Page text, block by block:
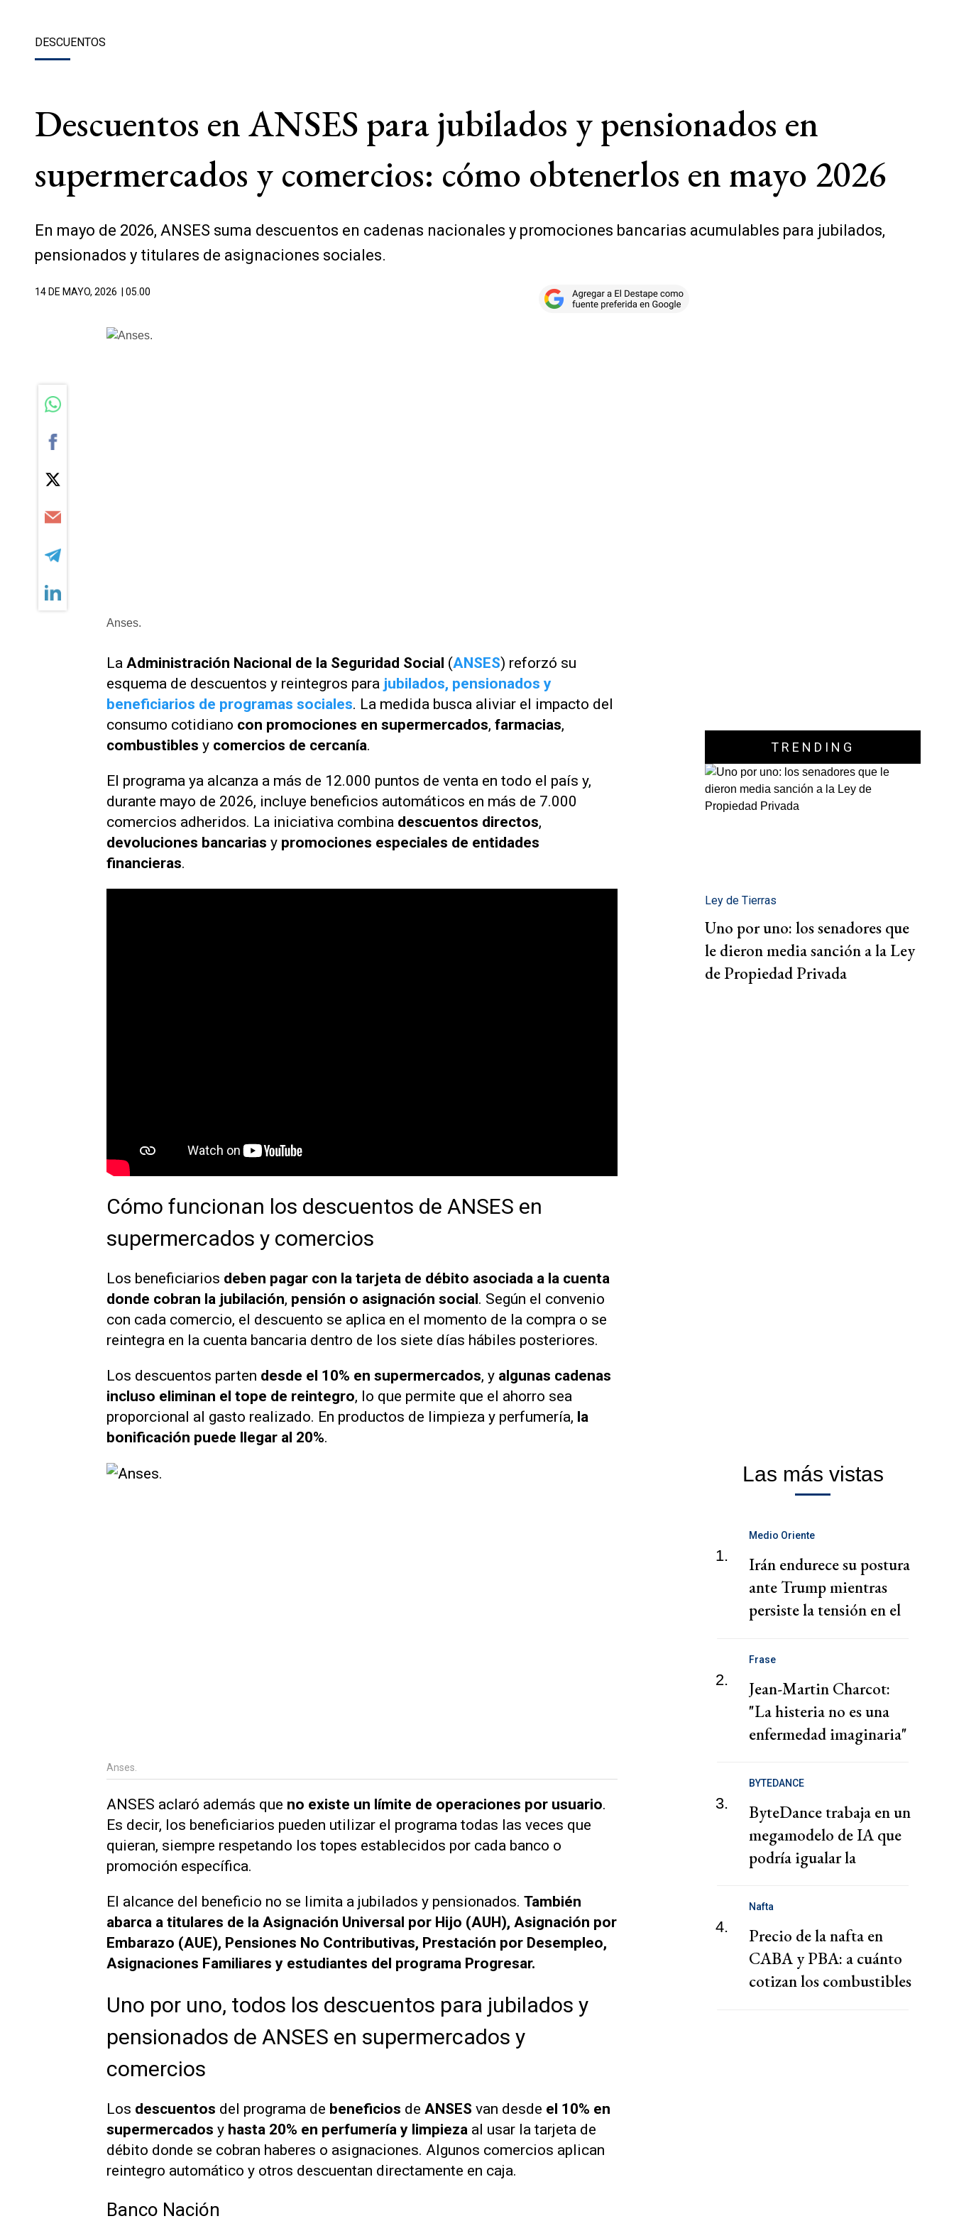
DESCUENTOS
Descuentos en ANSES para jubilados y pensionados en
supermercados y comercios: cómo obtenerlos en mayo 2026
En mayo de 2026, ANSES suma descuentos en cadenas nacionales y promociones bancarias acumulables para jubilados,
pensionados y titulares de asignaciones sociales.
14 DE MAYO, 2026 | 05.00
Anses.
La Administración Nacional de la Seguridad Social (ANSES) reforzó su
esquema de descuentos y reintegros para jubilados, pensionados y
beneficiarios de programas sociales. La medida busca aliviar el impacto del
consumo cotidiano con promociones en supermercados, farmacias,
combustibles y comercios de cercanía.
El programa ya alcanza a más de 12.000 puntos de venta en todo el país y,
durante mayo de 2026, incluye beneficios automáticos en más de 7.000
comercios adheridos. La iniciativa combina descuentos directos,
devoluciones bancarias y promociones especiales de entidades
financieras.
Cómo funcionan los descuentos de ANSES en
supermercados y comercios
Los beneficiarios deben pagar con la tarjeta de débito asociada a la cuenta
donde cobran la jubilación, pensión o asignación social. Según el convenio
con cada comercio, el descuento se aplica en el momento de la compra o se
reintegra en la cuenta bancaria dentro de los siete días hábiles posteriores.
Los descuentos parten desde el 10% en supermercados, y algunas cadenas
incluso eliminan el tope de reintegro, lo que permite que el ahorro sea
proporcional al gasto realizado. En productos de limpieza y perfumería, la
bonificación puede llegar al 20%.
Anses.
ANSES aclaró además que no existe un límite de operaciones por usuario.
Es decir, los beneficiarios pueden utilizar el programa todas las veces que
quieran, siempre respetando los topes establecidos por cada banco o
promoción específica.
El alcance del beneficio no se limita a jubilados y pensionados. También
abarca a titulares de la Asignación Universal por Hijo (AUH), Asignación por
Embarazo (AUE), Pensiones No Contributivas, Prestación por Desempleo,
Asignaciones Familiares y estudiantes del programa Progresar.
Uno por uno, todos los descuentos para jubilados y
pensionados de ANSES en supermercados y
comercios
Los descuentos del programa de beneficios de ANSES van desde el 10% en
supermercados y hasta 20% en perfumería y limpieza al usar la tarjeta de
débito donde se cobran haberes o asignaciones. Algunos comercios aplican
reintegro automático y otros descuentan directamente en caja.
Banco Nación
TRENDING
Ley de Tierras
Uno por uno: los senadores que
le dieron media sanción a la Ley
de Propiedad Privada
Las más vistas
1.
Medio Oriente
Irán endurece su postura
ante Trump mientras
persiste la tensión en el
2.
Frase
Jean-Martin Charcot:
"La histeria no es una
enfermedad imaginaria"
3.
BYTEDANCE
ByteDance trabaja en un
megamodelo de IA que
podría igualar la
según el FT
4.
Nafta
Precio de la nafta en
CABA y PBA: a cuánto
cotizan los combustibles